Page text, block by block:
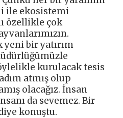
ile ekosistemi
özellikle çok
yeni bir yatırım
kurulacak tesis
atmış olup
olacağız. İnsan
da sevemez. Bir
konuştu.